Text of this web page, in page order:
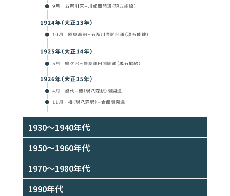
1930～1940年代
1950～1960年代
1970～1980年代
1990年代